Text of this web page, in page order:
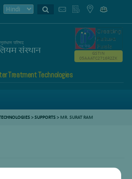
Treatment Technologies
GSTIN
05AAATC2716R2ZK
>SUPPORTS> MR. SURAT RAM